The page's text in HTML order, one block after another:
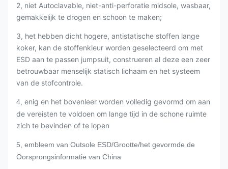
2, niet Autoclavable, niet-anti-perforatie midsole, wasbaar,
gemakkelijk te drogen en schoon te maken;
3, het hebben dicht hogere, antistatische stoffen lange
koker, kan de stoffenkleur worden geselecteerd om met
ESD aan te passen jumpsuit, construeren al deze een zeer
betrouwbaar menselijk statisch lichaam en het systeem
van de stofcontrole.
4, enig en het bovenleer worden volledig gevormd om aan
de vereisten te voldoen om lange tijd in de schone ruimte
zich te bevinden of te lopen
5, embleem van Outsole ESD/Grootte/het gevormde de
Oorsprongsinformatie van China